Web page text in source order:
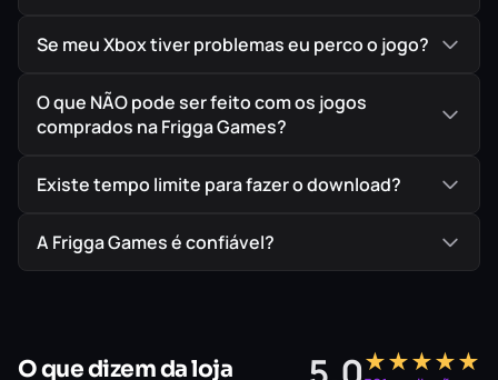
Se meu Xbox tiver problemas eu perco o jogo?
O que NÃO pode ser feito com os jogos
comprados na Frigga Games?
Existe tempo limite para fazer o download?
A Frigga Games é confiável?
O que dizem da loja ★★★★★